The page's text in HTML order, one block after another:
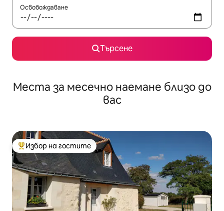
Освобождаване
Търсене
Места за месечно наемане близо до
вас
Най-популярен избор на гостите
Избор на гостите